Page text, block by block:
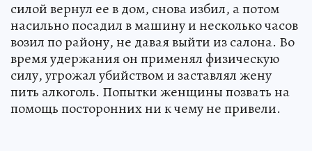
силой вернул ее в дом, снова избил, а потом
насильно посадил в машину и несколько часов
возил по району, не давая выйти из салона. Во
время удержания он применял физическую
силу, угрожал убийством и заставлял жену
пить алкоголь. Попытки женщины позвать на
помощь посторонних ни к чему не привели.